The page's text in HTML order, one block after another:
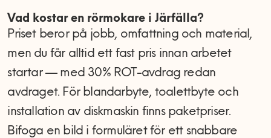
Vad kostar en rörmokare i Järfälla?
Priset beror på jobb, omfattning och material,
men du får alltid ett fast pris innan arbetet
startar — med 30% ROT-avdrag redan
avdraget. För blandarbyte, toalettbyte och
installation av diskmaskin finns paketpriser.
Bifoga en bild i formuläret för ett snabbare